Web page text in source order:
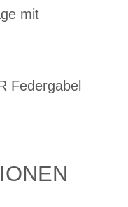
mit
Federgabel